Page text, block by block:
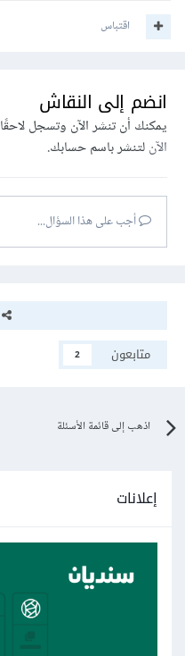
اقتباس
انضم إلى النقاش
يمكنك أن تنشر الآن وتسجل
الآنلتنشر باسم حسابك.
أجب على هذا السؤال...
متابعون
2
اذهب إلى قائمة الأسئلة
إعلانات